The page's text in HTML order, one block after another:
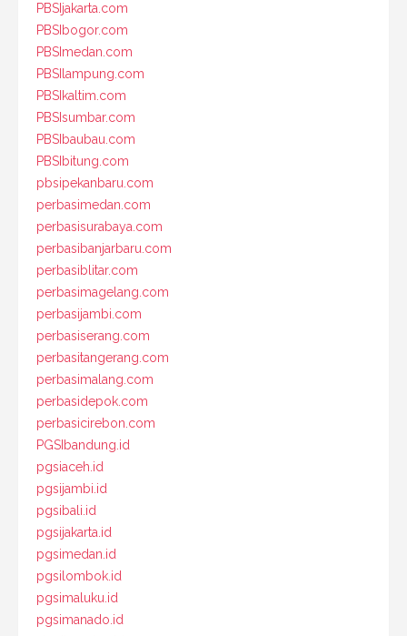
PBSIjakarta.com
PBSIbogor.com
PBSImedan.com
PBSIlampung.com
PBSIkaltim.com
PBSIsumbar.com
PBSIbaubau.com
PBSIbitung.com
pbsipekanbaru.com
perbasimedan.com
perbasisurabaya.com
perbasibanjarbaru.com
perbasiblitar.com
perbasimagelang.com
perbasijambi.com
perbasiserang.com
perbasitangerang.com
perbasimalang.com
perbasidepok.com
perbasicirebon.com
PGSIbandung.id
pgsiaceh.id
pgsijambi.id
pgsibali.id
pgsijakarta.id
pgsimedan.id
pgsilombok.id
pgsimaluku.id
pgsimanado.id